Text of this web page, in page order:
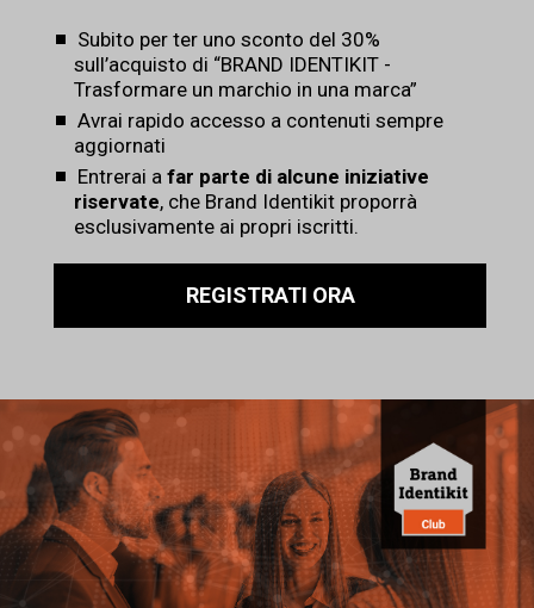
Subito per ter uno sconto del 30%
sull’acquisto di “BRAND IDENTIKIT -
Trasformare un marchio in una marca”
Avrai rapido accesso a contenuti sempre
aggiornati
Entrerai afar parte di alcune iniziative
riservate, che Brand Identikit proporrà
esclusivamente ai propri iscritti.
REGISTRATI ORA